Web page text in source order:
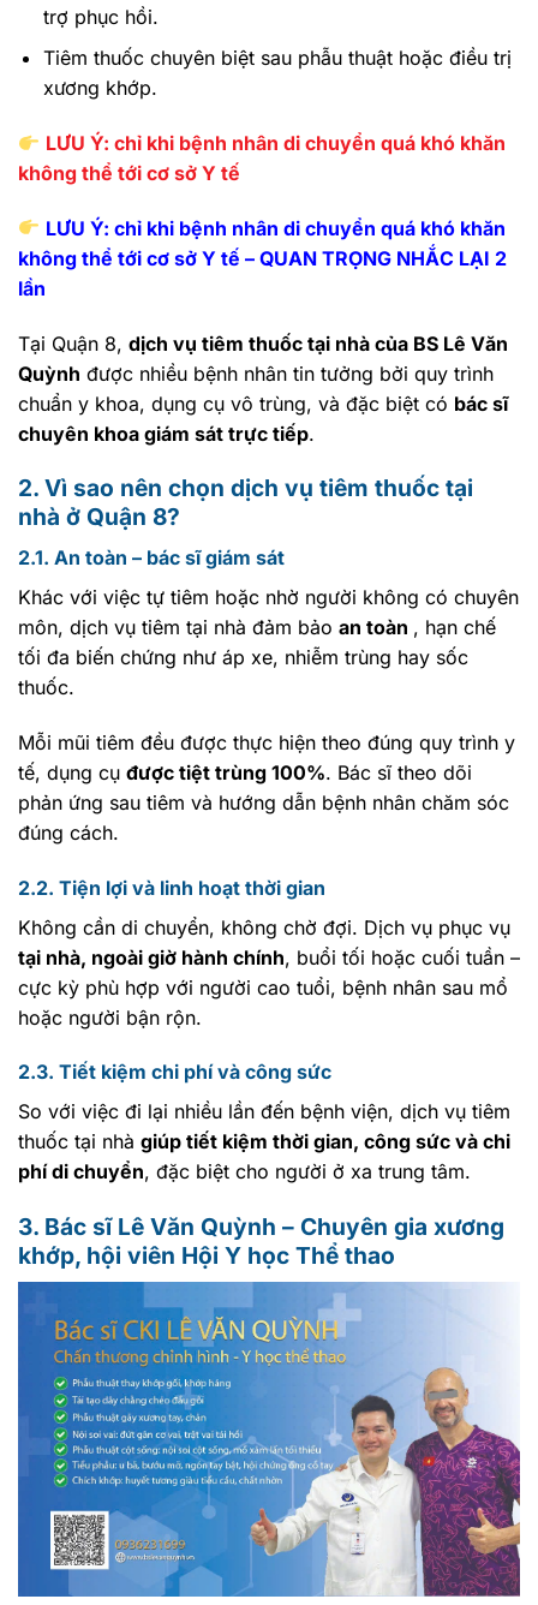
trợ phục hồi.
Tiêm thuốc chuyên biệt sau phẫu thuật hoặc điều trị
xương khớp.
LƯU Ý: chỉ khi bệnh nhân di chuyển quá khó khăn
không thể tới cơ sở Y tế
LƯU Ý: chỉ khi bệnh nhân di chuyển quá khó khăn
không thể tới cơ sở Y tế – QUAN TRỌNG NHẮC LẠI 2
lần
Tại Quận 8, dịch vụ tiêm thuốc tại nhà của BS Lê Văn
Quỳnh được nhiều bệnh nhân tin tưởng bởi quy trình
chuẩn y khoa, dụng cụ vô trùng, và đặc biệt có bác sĩ
chuyên khoa giám sát trực tiếp.
2. Vì sao nên chọn dịch vụ tiêm thuốc tại
nhà ở Quận 8?
2.1. An toàn – bác sĩ giám sát
Khác với việc tự tiêm hoặc nhờ người không có chuyên
môn, dịch vụ tiêm tại nhà đảm bảo an toàn , hạn chế
tối đa biến chứng như áp xe, nhiễm trùng hay sốc
thuốc.
Mỗi mũi tiêm đều được thực hiện theo đúng quy trình y
tế, dụng cụ được tiệt trùng 100%. Bác sĩ theo dõi
phản ứng sau tiêm và hướng dẫn bệnh nhân chăm sóc
đúng cách.
2.2. Tiện lợi và linh hoạt thời gian
Không cần di chuyển, không chờ đợi. Dịch vụ phục vụ
tại nhà, ngoài giờ hành chính, buổi tối hoặc cuối tuần –
cực kỳ phù hợp với người cao tuổi, bệnh nhân sau mổ
hoặc người bận rộn.
2.3. Tiết kiệm chi phí và công sức
So với việc đi lại nhiều lần đến bệnh viện, dịch vụ tiêm
thuốc tại nhà giúp tiết kiệm thời gian, công sức và chi
phí di chuyển, đặc biệt cho người ở xa trung tâm.
3. Bác sĩ Lê Văn Quỳnh – Chuyên gia xương
khớp, hội viên Hội Y học Thể thao